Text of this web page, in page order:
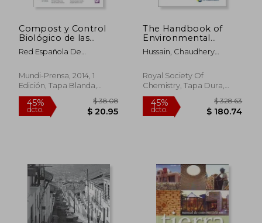
45%
dcto.
$ 42.50
$ 23.37
40%
dcto.
Compost y Control
Biológico de las
Enfermedades de las
Plantas Iii. 6
Red Española De
Mundi-Prensa, 2014, 1
Edición, Tapa Blanda,
Nuevo
The Handbook of
Environmental
Remediation: Classic
and Modern
Inglés)
Hussain, Chaudhery
Royal Society Of
Chemistry, Tapa Dura,
Nuevo